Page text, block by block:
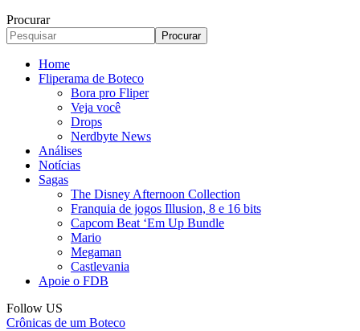
Procurar
Home
Fliperama de Boteco
Bora pro Fliper
Veja você
Drops
Nerdbyte News
Análises
Notícias
Sagas
The Disney Afternoon Collection
Franquia de jogos Illusion, 8 e 16 bits
Capcom Beat ‘Em Up Bundle
Mario
Megaman
Castlevania
Apoie o FDB
Follow US
Crônicas de um Boteco